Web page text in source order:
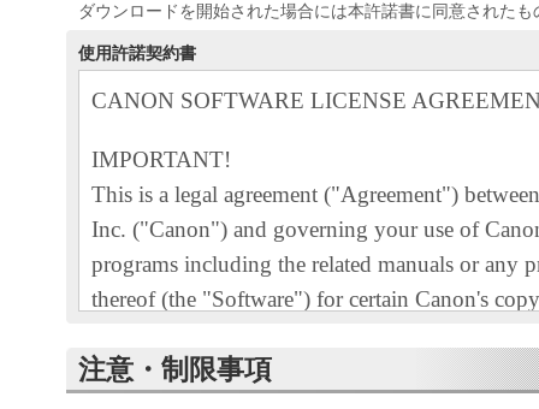
ダウンロードを開始された場合には本許諾書に同意された
使用許諾契約書
CANON SOFTWARE LICENSE
IMPORTANT!
This is a legal agreement ("Agreement")
Inc. ("Canon") and governing your use of
programs including the related manuals or any
thereof (the "Software") for certain Canon's
READ CAREFULLY AND UNDERSTAND
注意・制限事項